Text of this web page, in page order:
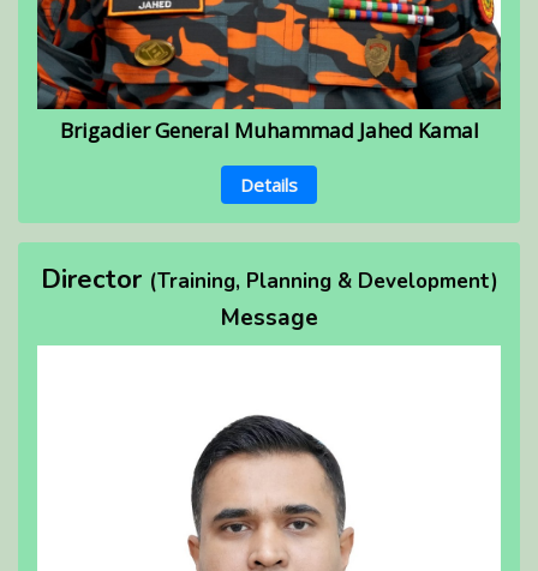
Brigadier General Muhammad Jahed Kamal
Details
Director (Training, Planning & Development)
Message